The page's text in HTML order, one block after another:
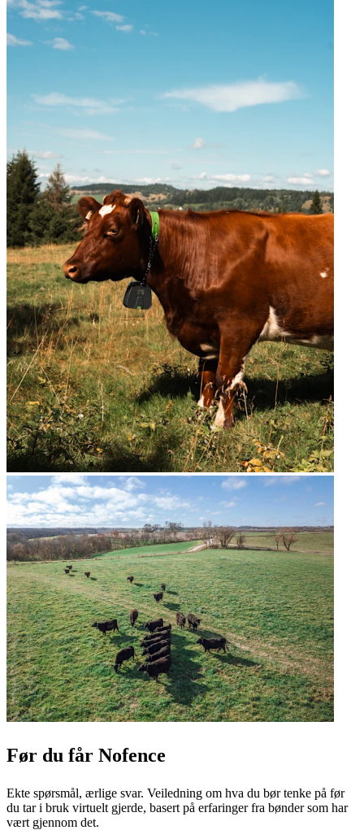
Før du får Nofence
Ekte spørsmål, ærlige svar. Veiledning om hva du bør tenke på før
du tar i bruk virtuelt gjerde, basert på erfaringer fra bønder som har
vært gjennom det.